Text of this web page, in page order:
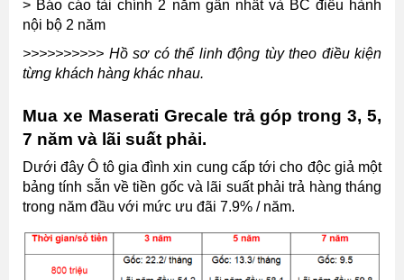
> Báo cáo tài chính 2 năm gần nhất và BC điều hành
nội bộ 2 năm
>>>>>>>>>> Hồ sơ có thể linh động tùy theo điều kiện
từng khách hàng khác nhau.
Mua xe Maserati Grecale trả góp trong 3, 5,
7 năm và lãi suất phải.
Dưới đây Ô tô gia đình xin cung cấp tới cho độc giả một
bảng tính sẵn về tiền gốc và lãi suất phải trả hàng tháng
trong năm đầu với mức ưu đãi 7.9% / năm.